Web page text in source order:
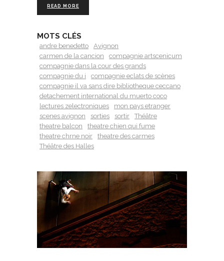
READ MORE
MOTS CLÉS
andre benedetto
Avignon
carmen de la cancion
compagnie artscenicum
compagnie dans la cour des grands
compagnie du i
compagnie eclats de scènes
compagnie il va sans dire bibliotheque ceccano
detachement international du muerto coco
lectures zelectroniques
mon pays etranger
scenes avignon
sorties sortir
Théâtre
theatre balcon
theatre chien qui fume
theatre chrne noir
theatre des carmes
Théâtre des Halles